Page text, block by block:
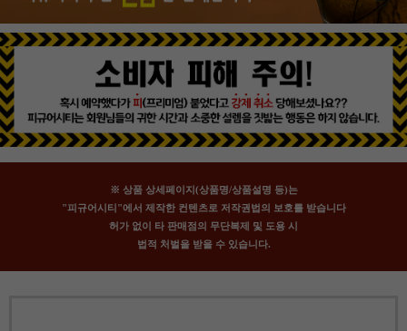
※ 상품 상세페이지(상품명/상품설명 등)는
"피규어시티"에서 제작한 컨텐츠로 저작권법의 보호를 받습니다
허가 없이 타 판매점의 무단복제 및 도용 시
법적 처벌을 받을 수 있습니다.